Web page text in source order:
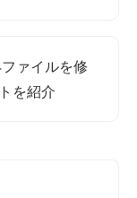
ァイルを修
を紹介